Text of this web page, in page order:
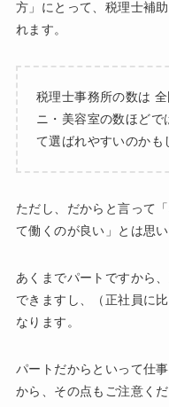
方」にとって、税理士補
れます。
税理士事務所の数は
ニ・美容室の数ほどで
て選ばれやすいのかも
ただし、だからと言って
て働くのが良い」とは思い
あくまでパートですから
できますし、（正社員に
なります。
パートだからといって仕
から、その点もご注意くだ